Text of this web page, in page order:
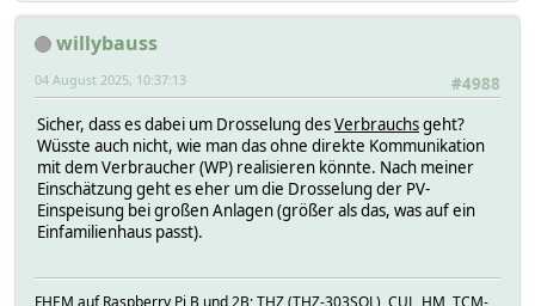
willybauss
#4988
04 August 2025, 10:37:13
Sicher, dass es dabei um Drosselung desVerbrauchsgeht?
Wüsste auch nicht, wie man das ohne direkte Kommunikation
mit dem Verbraucher (WP) realisieren könnte. Nach meiner
Einschätzung geht es eher um die Drosselung der PV-
Einspeisung bei großen Anlagen (größer als das, was auf ein
Einfamilienhaus passt).